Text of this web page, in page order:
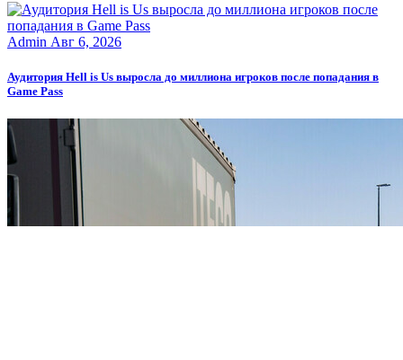
Admin Авг 6, 2026
Аудитория Hell is Us выросла до миллиона игроков после попадания в
Game Pass